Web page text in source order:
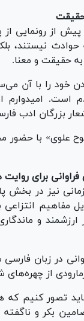
حقیقت
پیش از رونمایی
حوادث نیستند،
حقیقت و معنا.
خود را با آن
است.
بزرگان ادب
علوی» با حضور
برای روایت
نیز در بخش
مفاهیم
ارزشمند و
در زبان
از
تصور کنیم
بکر و